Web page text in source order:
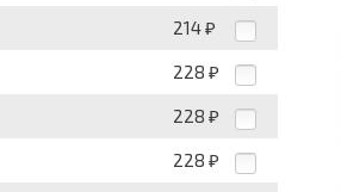
214 ₽
228 ₽
228 ₽
228 ₽